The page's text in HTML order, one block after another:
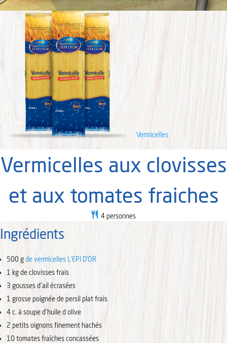
Vermicelles
Vermicelles aux clovisses
et aux tomates fraiches
4 personnes
Ingrédients
500gde vermicelles L’EPI D’OR
1 kgde clovisses frais
3 goussesd'ail écrasées
1 grosse poignéede persil plat frais
4c. à souped'huile d olive
2 petits oignonsfinement hachés
10tomates fraîches concassées